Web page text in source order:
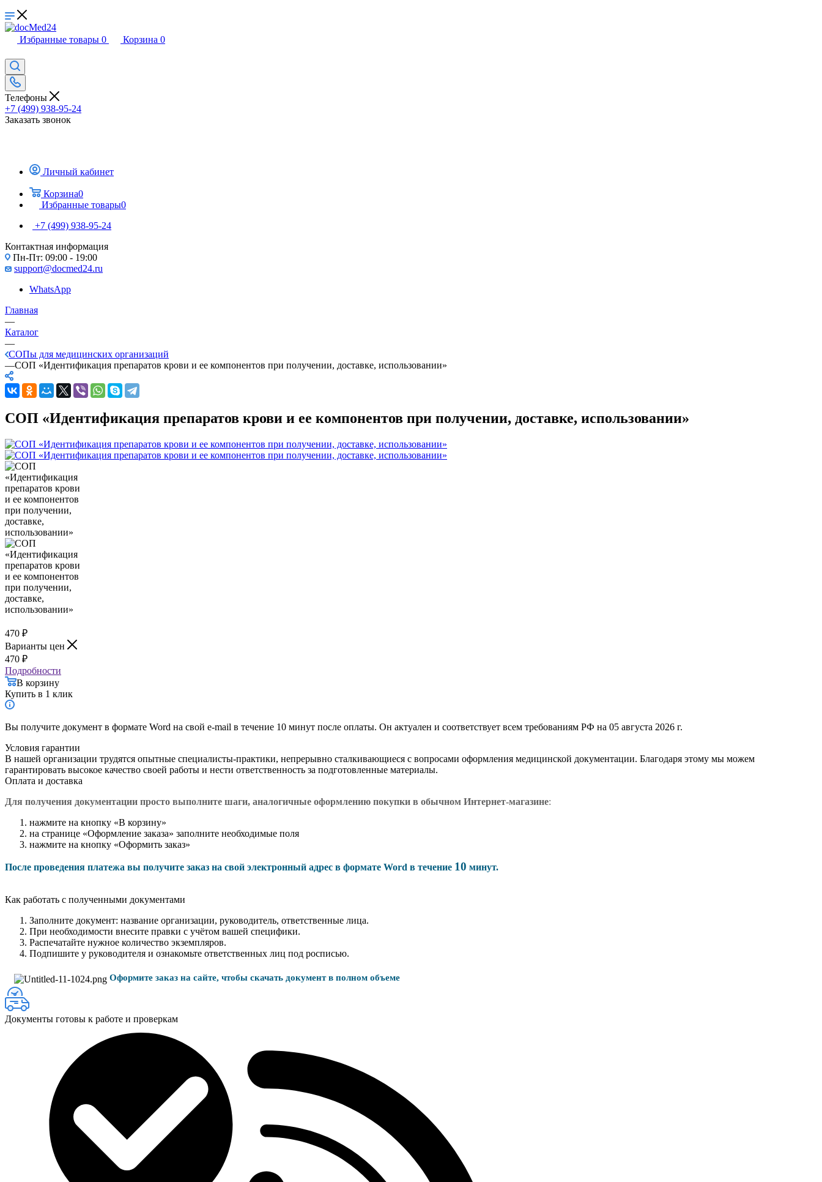
Избранные товары 0 Корзина 0
Телефоны
+7 (499) 938-95-24
Заказать звонок
Личный кабинет
Корзина0
Избранные товары0
+7 (499) 938-95-24
Контактная информация
Пн-Пт: 09:00 - 19:00
support@docmed24.ru
WhatsApp
Главная
—
Каталог
—
СОПы для медицинских организаций
—СОП «Идентификация препаратов крови и ее компонентов при получении, доставке, использовании»
СОП «Идентификация препаратов крови и ее компонентов при получении, доставке, использовании»
470 ₽
Варианты цен
470 ₽
Подробности
В корзину
Купить в 1 клик
Вы получите документ в формате Word на свой e-mail в течение 10 минут после оплаты. Он актуален и соответствует всем требованиям РФ на 05 августа 2026 г.
Условия гарантии
В нашей организации трудятся опытные специалисты-практики, непрерывно сталкивающиеся с вопросами оформления медицинской документации. Благодаря этому мы можем
гарантировать высокое качество своей работы и нести ответственность за подготовленные материалы.
Оплата и доставка
Для получения документации просто выполните шаги, аналогичные оформлению покупки в обычном Интернет-магазине:
нажмите на кнопку «В корзину»
на странице «Оформление заказа» заполните необходимые поля
нажмите на кнопку «Оформить заказ»
После проведения платежа вы получите заказ на свой электронный адрес в формате Word в течение 10 минут.
Как работать с полученными документами
Заполните документ: название организации, руководитель, ответственные лица.
При необходимости внесите правки с учётом вашей специфики.
Распечатайте нужное количество экземпляров.
Подпишите у руководителя и ознакомьте ответственных лиц под росписью.
Оформите заказ на сайте, чтобы скачать документ в полном объеме
Документы готовы к работе и проверкам